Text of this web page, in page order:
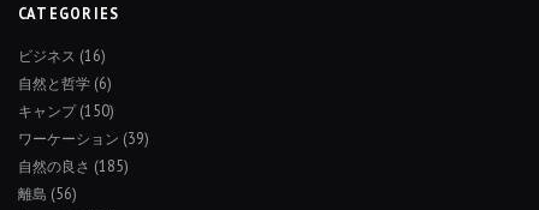
CATEGORIES
ビジネス (16)
自然と哲学 (6)
キャンプ(150)
ワーケーション (39)
自然の良さ (185)
離島 (56)